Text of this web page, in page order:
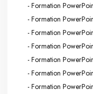
- Formation
- Formation
- Formation
- Formation
- Formation
- Formation
- Formation